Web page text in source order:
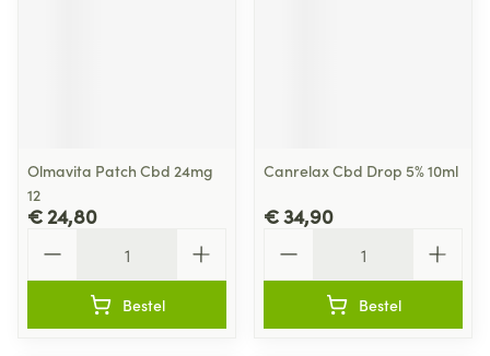
Olmavita Patch Cbd 24mg
12
€ 24,80
Bestel
Canrelax Cbd Drop 5% 10ml
€ 34,90
Bestel